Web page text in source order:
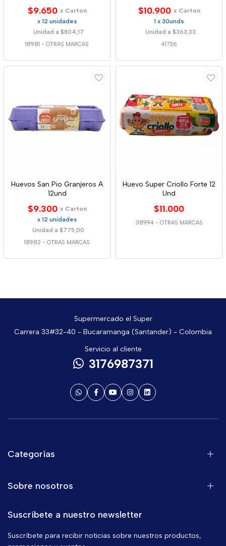
$9.650 x Carton
x 12 unidades
Unidad a $804,17
18981 - OTRAS MARCAS
$10.900 x Carton
1 x 30unds
Unidad a $363,33
41736
Huevos San Pio Granjeros A
12und
$9.300 x Carton
x 12 unidades
Unidad a $775,00
18982 - OTRAS MARCAS
Huevo Super Criollo Forte 12
Und
$11.000
38994 - OTRAS MARCAS
Supermercado el Super
Carrera 33#32-40 - Bucaramanga (Santander) - Colombia
Servicio al cliente
3176987371
Categorías
Sobre nosotros
Suscríbete a nuestro newsletter
Suscríbete para recibir noticias sobre nuestros productos,